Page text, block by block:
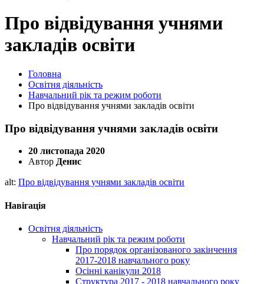
Про відвідування учнями
закладів освіти
Головна
Освітня діяльність
Навчальний рік та режим роботи
Про відвідування учнями закладів освіти
Про відвідування учнями закладів освіти
20 листопада 2020
Автор Денис
alt: Про відвідування учнями закладів освіти
Навігація
Освітня діяльність
Навчальний рік та режим роботи
Про порядок організованого закінчення
2017-2018 навчального року
Осінні канікули 2018
Структура 2017 - 2018 навчального року